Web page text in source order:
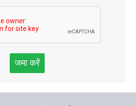
जमा करें